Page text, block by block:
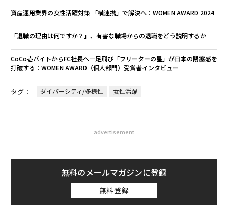
資産運用業界の女性活躍対策 「横連携」で解決へ：WOMEN AWARD 2024
「退職の理由は何ですか？」、有害な職場からの退職をどう説明するか
CoCo壱バイトからFC社長へ一足飛び「フリーターの星」が日本の閉塞感を
打破する：WOMEN AWARD〈個人部門〉受賞者インタビュー
タグ： ダイバーシティ/多様性 女性活躍
advertisement
無料のメールマガジンに登録
無料登録